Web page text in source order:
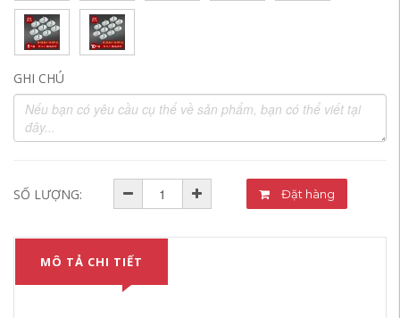
GHI CHÚ
SỐ LƯỢNG: Đặt hàng
MÔ TẢ CHI TIẾT